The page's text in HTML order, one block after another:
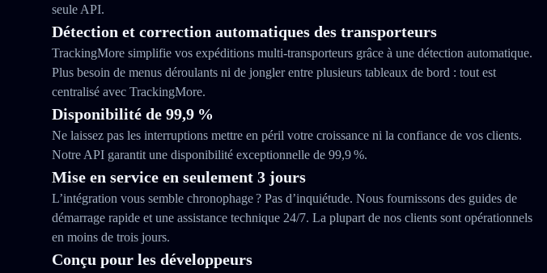
seule API.
Détection et correction automatiques des transporteurs
TrackingMore simplifie vos expéditions multi‑transporteurs grâce à une détection automatique.
Plus besoin de menus déroulants ni de jongler entre plusieurs tableaux de bord : tout est
centralisé avec TrackingMore.
Disponibilité de 99,9 %
Ne laissez pas les interruptions mettre en péril votre croissance ni la confiance de vos clients.
Notre API garantit une disponibilité exceptionnelle de 99,9 %.
Mise en service en seulement 3 jours
L’intégration vous semble chronophage ? Pas d’inquiétude. Nous fournissons des guides de
démarrage rapide et une assistance technique 24/7. La plupart de nos clients sont opérationnels
en moins de trois jours.
Conçu pour les développeurs